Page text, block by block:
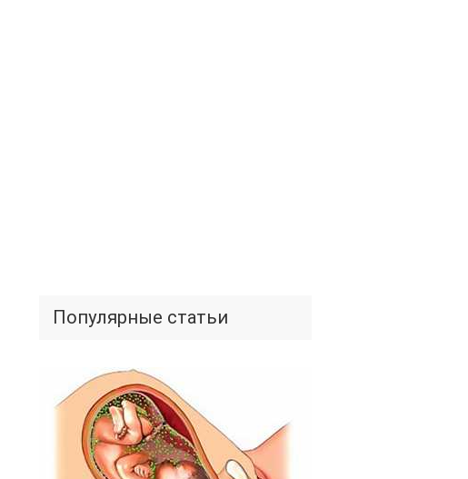
Популярные статьи